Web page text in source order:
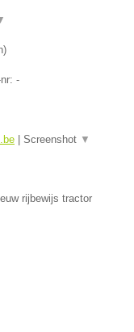
)
-
Screenshot ▼
rijbewijs tractor